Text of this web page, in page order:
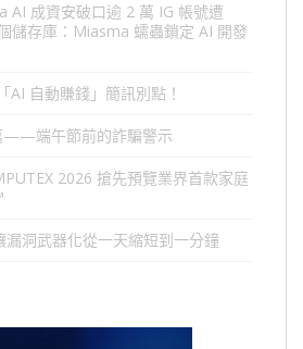
AI 成資安破口逾 2 萬 IG 帳號遭
儲存庫：Miasma 蠕蟲鎖定 AI 開發
AI 自動賺錢」簡訊別點！
——端午節前的詐騙警示
2026 搶先預覽業界首款家庭
漏洞武器化從一天縮短到一分鐘